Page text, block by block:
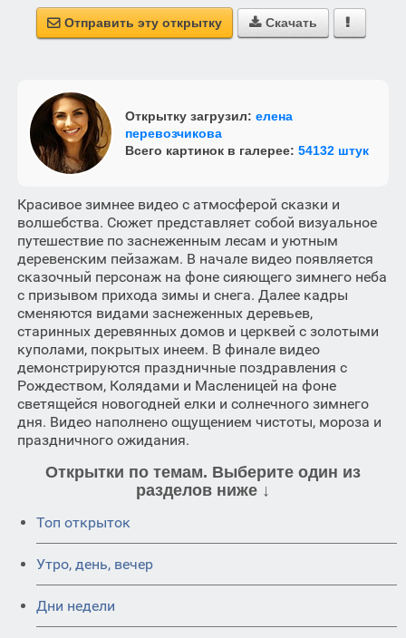
 Отправить эту открытку  Скачать 
Открытку загрузил: елена
перевозчикова
Всего картинок в галерее: 54132 штук
Красивое зимнее видео с атмосферой сказки и
волшебства. Сюжет представляет собой визуальное
путешествие по заснеженным лесам и уютным
деревенским пейзажам. В начале видео появляется
сказочный персонаж на фоне сияющего зимнего неба
с призывом прихода зимы и снега. Далее кадры
сменяются видами заснеженных деревьев,
старинных деревянных домов и церквей с золотыми
куполами, покрытых инеем. В финале видео
демонстрируются праздничные поздравления с
Рождеством, Колядами и Масленицей на фоне
светящейся новогодней елки и солнечного зимнего
дня. Видео наполнено ощущением чистоты, мороза и
праздничного ожидания.
Открытки по темам. Выберите один из
разделов ниже ↓
Топ открыток
Утро, день, вечер
Дни недели